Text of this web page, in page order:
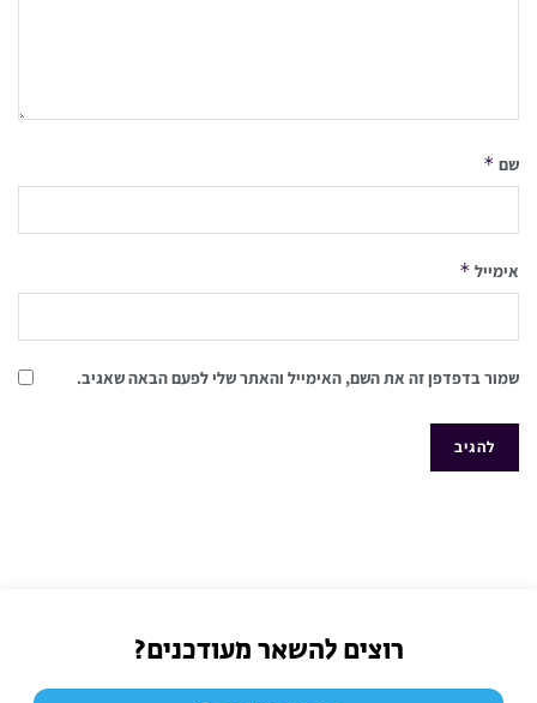
שם *
אימייל *
שמור בדפדפן זה את השם, האימייל והאתר שלי לפעם הבאה שאגיב.
רוצים להשאר מעודכנים?